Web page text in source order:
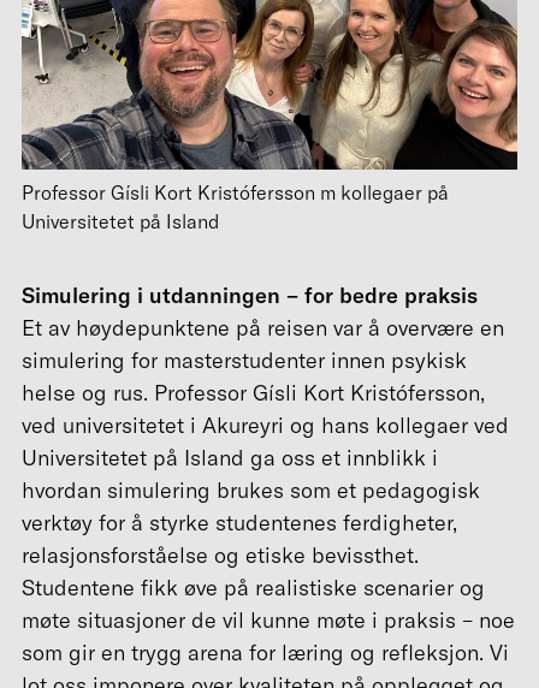
Professor Gísli Kort Kristófersson m kollegaer på
Universitetet på Island
Simulering i utdanningen – for bedre praksis
Et av høydepunktene på reisen var å overvære en
simulering for masterstudenter innen psykisk
helse og rus. Professor Gísli Kort Kristófersson,
ved universitetet i Akureyri og hans kollegaer ved
Universitetet på Island ga oss et innblikk i
hvordan simulering brukes som et pedagogisk
verktøy for å styrke studentenes ferdigheter,
relasjonsforståelse og etiske bevissthet.
Studentene fikk øve på realistiske scenarier og
møte situasjoner de vil kunne møte i praksis – noe
som gir en trygg arena for læring og refleksjon. Vi